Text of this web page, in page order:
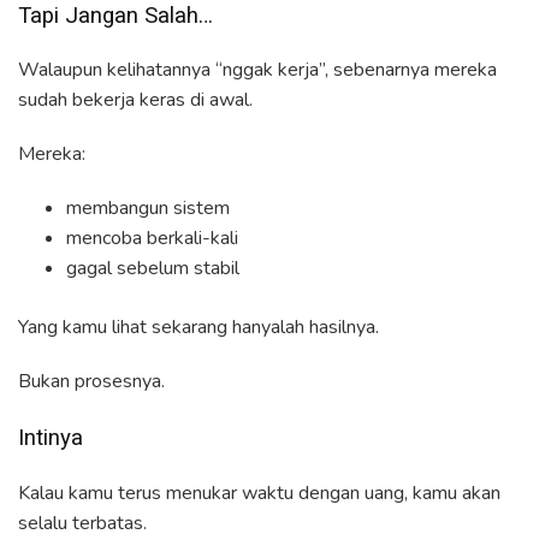
Tapi Jangan Salah…
Walaupun kelihatannya “nggak kerja”, sebenarnya mereka
sudah bekerja keras di awal.
Mereka:
membangun sistem
mencoba berkali-kali
gagal sebelum stabil
Yang kamu lihat sekarang hanyalah hasilnya.
Bukan prosesnya.
Intinya
Kalau kamu terus menukar waktu dengan uang, kamu akan
selalu terbatas.